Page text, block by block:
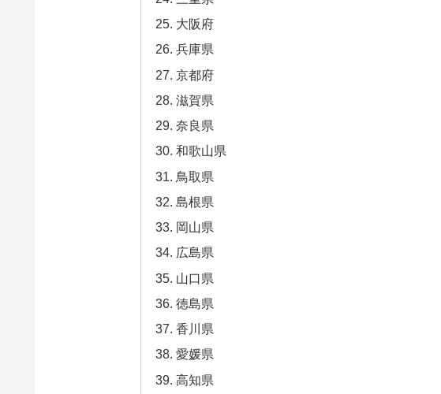
大阪府
兵庫県
京都府
滋賀県
奈良県
和歌山県
鳥取県
島根県
岡山県
広島県
山口県
徳島県
香川県
愛媛県
高知県